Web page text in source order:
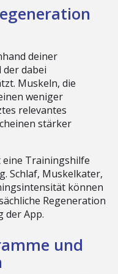
deiner
dabei
Muskeln, die
weniger
relevantes
stärker
eine Trainingshilfe
Schlaf, Muskelkater,
können
Regeneration
der App.
und